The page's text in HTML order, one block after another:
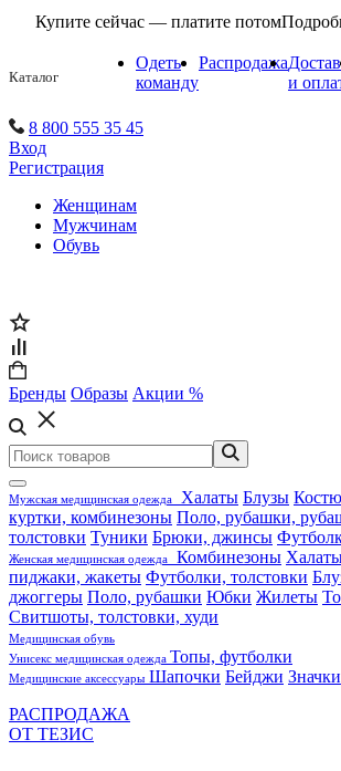
Купите сейчас — платите потом
Каталог
Одеть
команду
Распродажа
и
8 800 555 35 45
Вход
Регистрация
Женщинам
Мужчинам
Обувь
Бренды Образы Акции %
Мужская медицинская одежда Халаты Блузы
куртки, комбинезоны Поло, рубашки,
толстовки Туники Брюки, джинсы
Женская медицинская одежда Комбинезоны
пиджаки, жакеты Футболки, толстовки
джоггеры Поло, рубашки Юбки Жилеты
Свитшоты, толстовки, худи
Медицинская обувь
Унисекс медицинская одежда Топы, футболки
Медицинские аксессуары Шапочки Бейджи Значки
РАСПРОДАЖА
ОТ ТЕЗИС